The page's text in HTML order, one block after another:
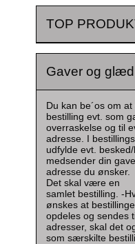
TOP
Gaver og
Du kan be´os om
bestilling evt. som
overraskelse og til
adresse. I
udfylde evt.
medsender din
adresse du ønsker.
Det skal være en
samlet bestilling. -
ønskes at
opdeles og sendes
adresser, skal det
som særskilte